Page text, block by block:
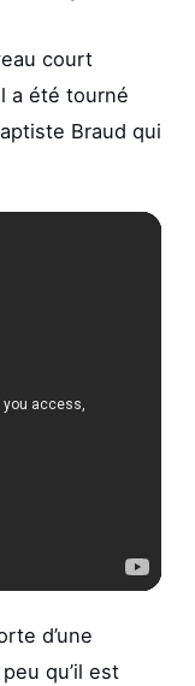
court
a été tourné
Braud qui
d’une
qu’il est